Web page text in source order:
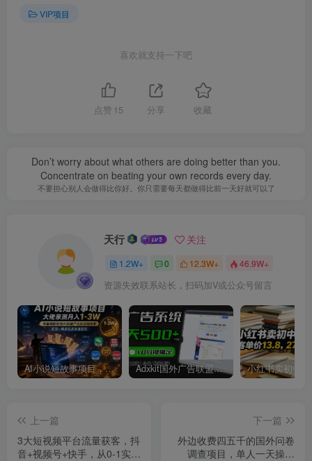
VIP项目
喜欢就支持一下吧
点赞 15 分享 收藏
Don’t worry about what others are doing better than you.
Concentrate on beating your own records every day.
不要担心别人会做得比你好。你只需要每天都做得比前一天好就可以了
天行 关注
1.2W+ 0 12.3W+ 46.9W+
资源失效联系站长，扫码加V或公众号留言
AI小说短故事项目，大佬亲测月入1-3W，零基础教你用AI批量产出优质短故事，实现一稿多吃多渠道变现 Adxkit国外广告联盟系统，一天上500+广告，让你的投放更加高效简单！
上一篇
3大短视频平台流量获客，抖
音+视频号+快手，从0-1实操
下一篇
外边收费四五千的国外问卷
调查项目，单人一天操作